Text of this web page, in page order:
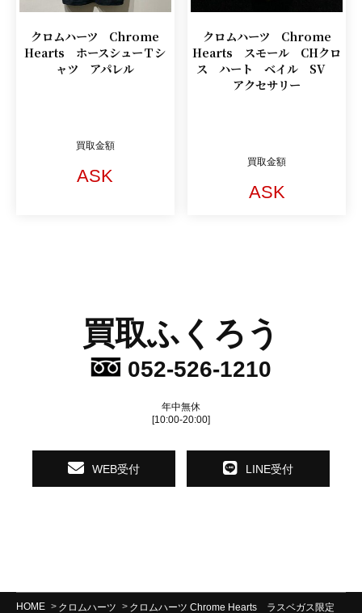
クロムハーツ Chrome
Hearts ホースシューＴシ
ャツ アパレル
買取金額
ASK
クロムハーツ Chrome
Hearts スモール CHクロ
ス ハート ベイル SV
アクセサリー
買取金額
ASK
買取ふくろう
052-526-1210
年中無休
[10:00-20:00]
WEB受付 LINE受付
HOME クロムハーツ クロムハーツ Chrome Hearts ラスベガス限定 ト